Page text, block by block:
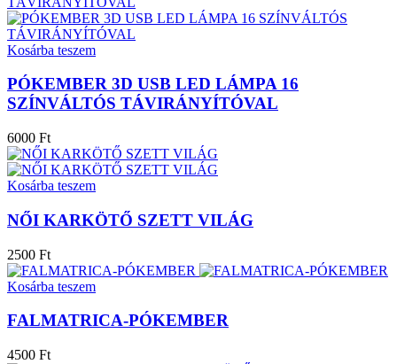
Kosárba teszem
PÓKEMBER 3D USB LED LÁMPA 16
SZÍNVÁLTÓS TÁVIRÁNYÍTÓVAL
6000 Ft
Kosárba teszem
NŐI KARKÖTŐ SZETT VILÁG
2500 Ft
Kosárba teszem
FALMATRICA-PÓKEMBER
4500 Ft